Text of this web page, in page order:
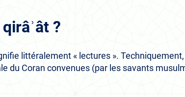
?
littéralement « lectures ».
du Coran convenues (par les savants